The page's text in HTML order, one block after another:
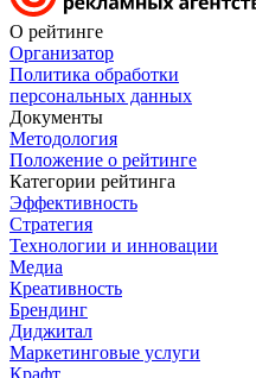
О рейтинге
Организатор
Политика обработки
персональных данных
Документы
Методология
Положение о рейтинге
Категории рейтинга
Эффективность
Стратегия
Технологии и инновации
Медиа
Креативность
Брендинг
Диджитал
Маркетинговые услуги
Крафт